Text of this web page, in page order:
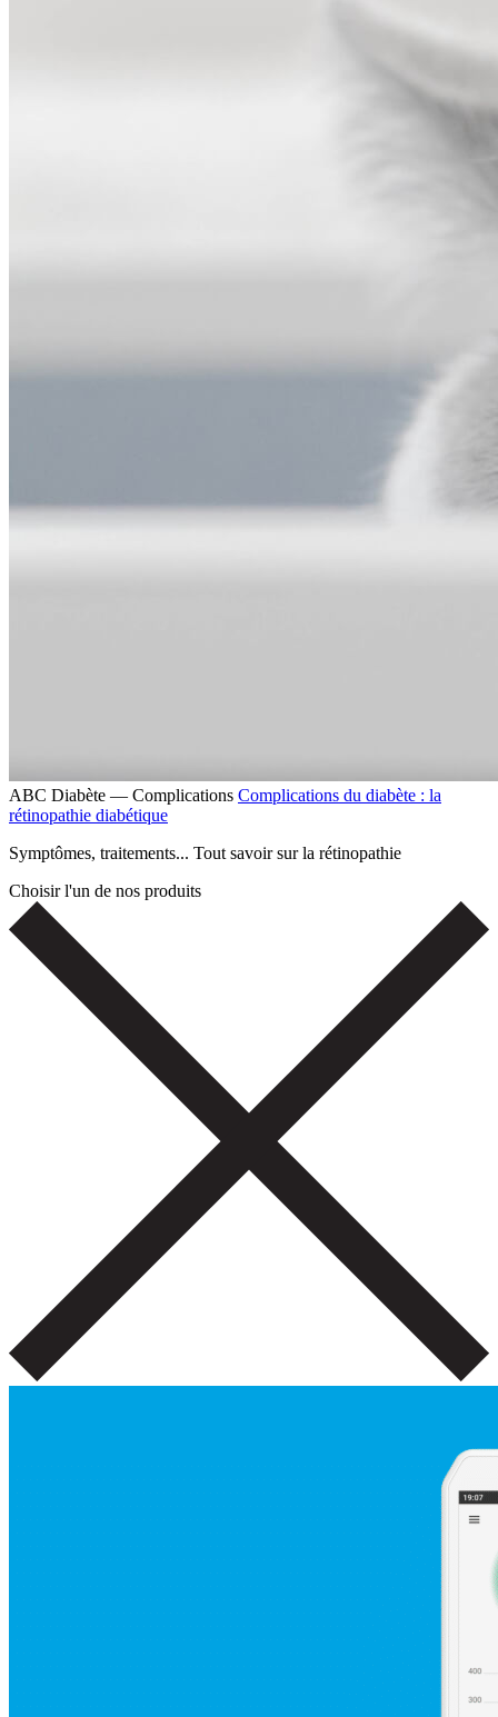
ABC Diabète — Complications Complications du diabète : la
rétinopathie diabétique
Symptômes, traitements... Tout savoir sur la rétinopathie
Choisir l'un de nos produits